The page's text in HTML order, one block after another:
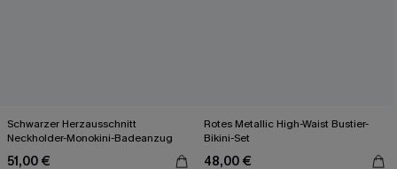
Schwarzer Herzausschnitt
Neckholder-Monokini-Badeanzug
51,00 €
Rotes Metallic High-Waist Bustier-
Bikini-Set
48,00 €